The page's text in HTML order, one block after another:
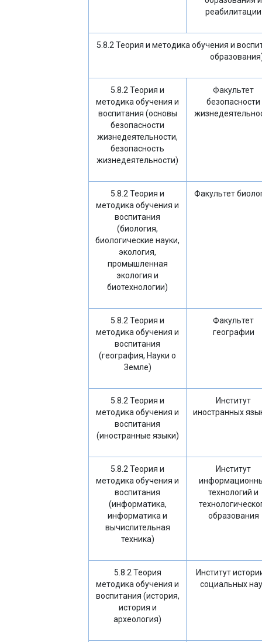
реабилитации
5.8.2 Теория и методика обучения и
5.8.2 Теория и
методика обучения и
воспитания (основы
безопасности
жизнедеятельности,
безопасность
жизнедеятельности)
Факультет
безопасности
5.8.2 Теория и
методика обучения и
воспитания
(биология,
биологические науки,
экология,
промышленная
экология и
биотехнологии)
Факультет
5.8.2 Теория и
методика обучения и
воспитания
(география, Науки о
Земле)
Факультет
географии
5.8.2 Теория и
методика обучения и
воспитания
(иностранные языки)
Институт
иностранных
5.8.2 Теория и
методика обучения и
воспитания
(информатика,
информатика и
вычислительная
техника)
Институт
технологий и
образования
5.8.2 Теория
методика обучения и
воспитания (история,
история и
археология)
Институт
социальных